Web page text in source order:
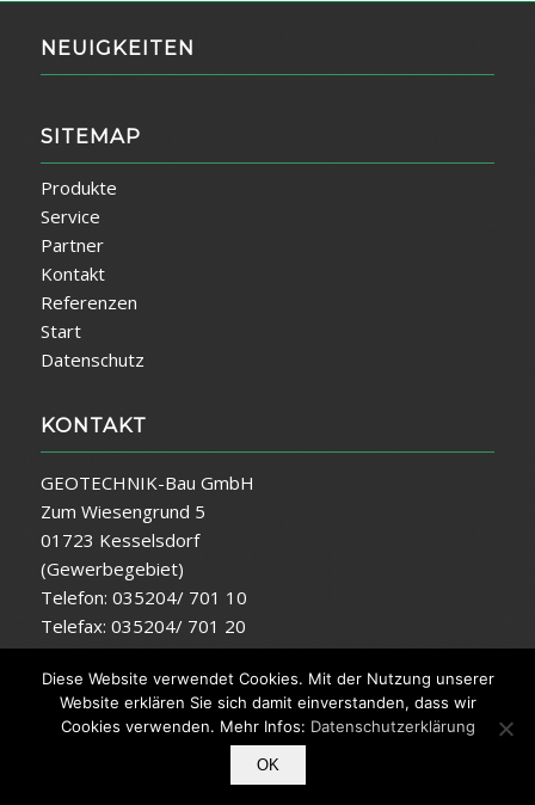
NEUIGKEITEN
SITEMAP
Produkte
Service
Partner
Kontakt
Referenzen
Start
Datenschutz
KONTAKT
GEOTECHNIK-Bau GmbH
Zum Wiesengrund 5
01723 Kesselsdorf
(Gewerbegebiet)
Telefon: 035204/ 701 10
Telefax: 035204/ 701 20
E-Mail:info@geotechnik-bau.de
GEOTECHNIK-Bau GmbH
Diese Website verwendet Cookies. Mit der Nutzung unserer
Website erklären Sie sich damit einverstanden, dass wir
Cookies verwenden. Mehr Infos: Datenschutzerklärung
OK